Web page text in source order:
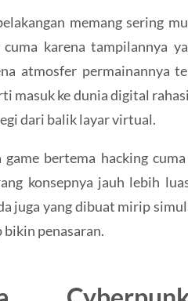
memang sering
karena tampilannya
atmosfer permainannya
masuk ke dunia digital
dari balik layar virtual.
bertema hacking
konsepnya jauh lebih
juga yang dibuat mirip
bikin penasaran.